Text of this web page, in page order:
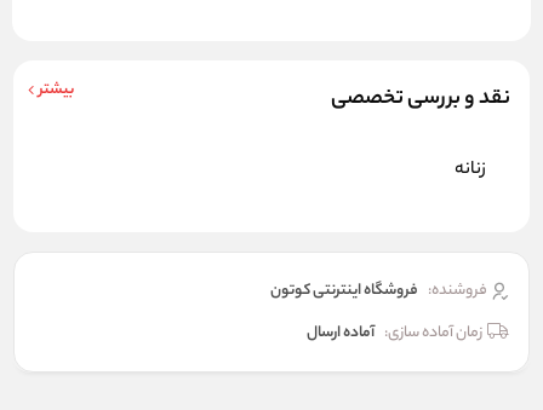
نقد و بررسی تخصصی بیشتر
زنانه
فروشنده: فروشگاه اینترنتی کوتون
زمان آماده سازی: آماده ارسال